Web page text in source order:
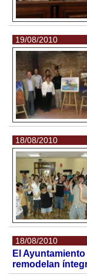
19/08/2010
18/08/2010
18/08/2010
El
remodelan